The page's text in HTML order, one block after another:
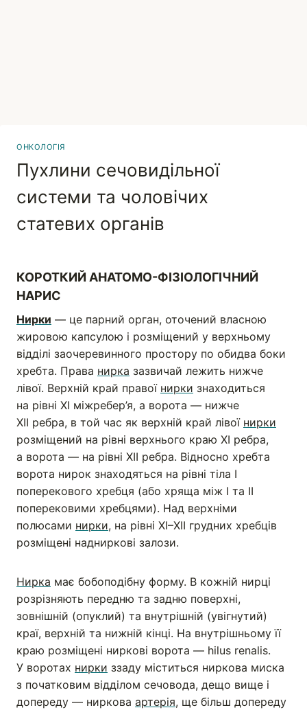
ОНКОЛОГІЯ
Пухлини сечовидільної
системи та чоловічих
статевих органів
Вадим
КОРОТКИЙ АНАТОМО-ФІЗІОЛОГІЧНИЙ
НАРИС
Нирки — це парний орган, оточений власною
жировою капсулою і розміщений у верхньому
відділі заочеревинного простору по обидва боки
хребта. Права нирка зазвичай лежить нижче
лівої. Верхній край правої нирки знаходиться
на рівні ХІ міжребер’я, а ворота — нижче
ХІІ ребра, в той час як верхній край лівої нирки
розміщений на рівні верхнього краю ХІ ребра,
а ворота — на рівні ХІІ ребра. Відносно хребта
ворота нирок знаходяться на рівні тіла І
поперекового хребця (або хряща між І та ІІ
поперековими хребцями). Над верхніми
полюсами нирки, на рівні ХІ–ХІІ грудних хребців
розміщені надниркові залози.
Нирка має бобоподібну форму. В кожній нирці
розрізняють передню та задню поверхні,
зовнішній (опуклий) та внутрішній (увігнутий)
краї, верхній та нижній кінці. На внутрішньому її
краю розміщені ниркові ворота — hilus renalis.
У воротах нирки ззаду міститься ниркова миска
з початковим відділом сечовода, дещо вище і
допереду — ниркова артерія, ще більш допереду